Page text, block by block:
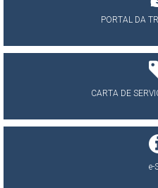
PORTAL DA
CARTA DE
e-